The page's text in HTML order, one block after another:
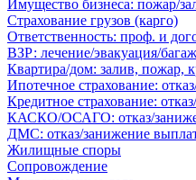
Имущество бизнеса: пожар/
Страхование грузов (карго)
Ответственность: проф. и
ВЗР: лечение/эвакуация/багаж
Квартира/дом: залив, пожар,
Ипотечное страхование:
Кредитное страхование:
КАСКО/ОСАГО: отказ/
ДМС: отказ/занижение
Жилищные споры
Сопровождение